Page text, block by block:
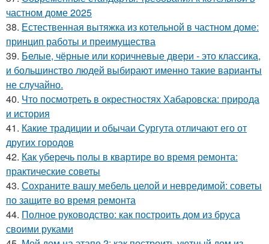
частном доме 2025
38. Естественная вытяжка из котельной в частном доме:
принцип работы и преимущества
39. Белые, чёрные или коричневые двери - это классика,
и большинство людей выбирают именно такие варианты
не случайно.
40. Что посмотреть в окрестностях Хабаровска: природа
и история
41. Какие традиции и обычаи Сургута отличают его от
других городов
42. Как уберечь полы в квартире во время ремонта:
практические советы
43. Сохраните вашу мебель целой и невредимой: советы
по защите во время ремонта
44. Полное руководство: как построить дом из бруса
своими руками